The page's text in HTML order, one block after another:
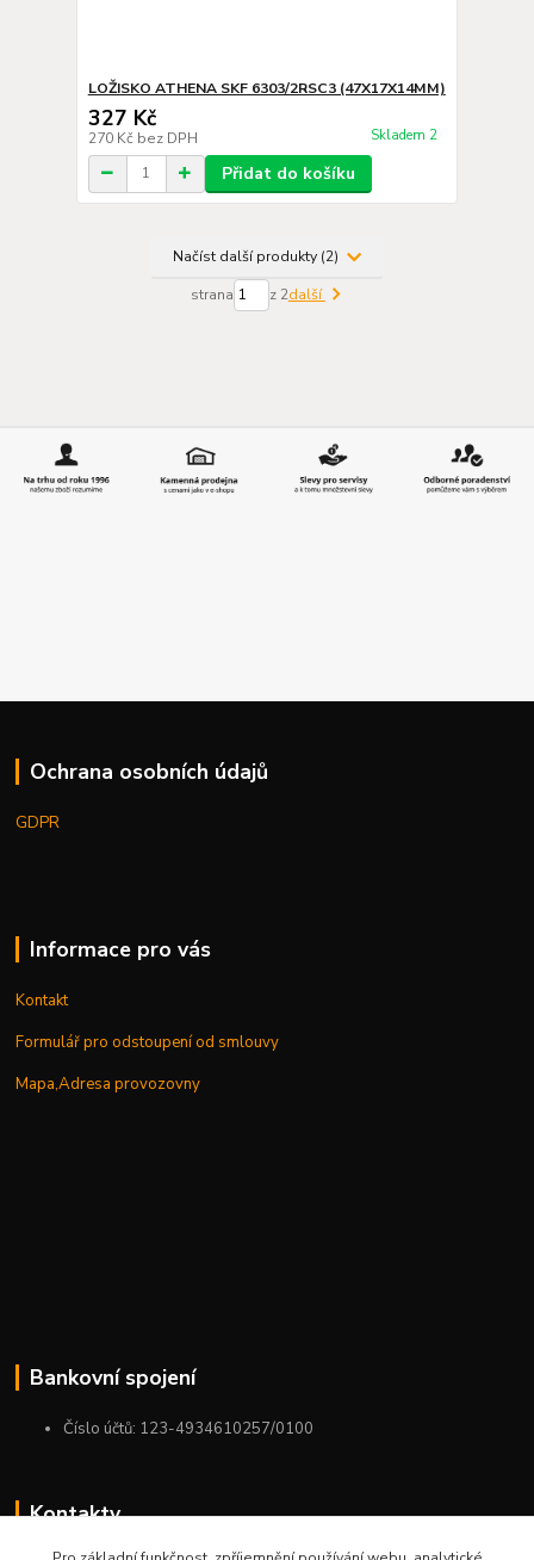
LOŽISKO ATHENA SKF 6303/2RSC3 (47X17X14MM)
327 Kč
270 Kč bez DPH Skladem 2
Přidat do košíku
Načíst další produkty (2)
strana z 2další
Ochrana osobních údajů
GDPR
Informace pro vás
Kontakt
Formulář pro odstoupení od smlouvy
Mapa,Adresa provozovny
Bankovní spojení
Číslo účtů: 123-4934610257/0100
Kontakty